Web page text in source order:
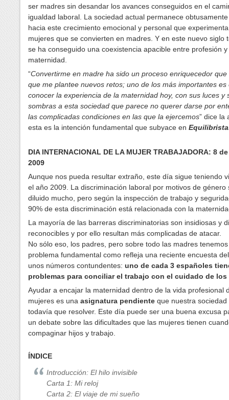
ser madres sin desandar los avances conseguidos en el
igualdad laboral. La sociedad actual permanece
hacia este crecimiento emocional y personal que
mujeres que se convierten en madres. Y en este nuevo siglo
se ha conseguido una coexistencia apacible entre profesión y
maternidad.
“Convertirme en madre ha sido un proceso enriquecedor que
que me plantee nuevos retos; uno de los más importantes es
conocer la experiencia de la maternidad hoy, con sus luces y
sombras a esta sociedad que parece no querer darse por
las complicadas condiciones en las que la ejercemos” dice la
esta es la intención fundamental que subyace en
DIA INTERNACIONAL DE LA MUJER TRABAJADORA: 8
2009
Aunque nos pueda resultar extraño, este día sigue teniendo
el año 2009. La discriminación laboral por motivos de género
diluido mucho, pero según la inspección de trabajo y
90% de esta discriminación está relacionada con la
La mayoría de las barreras discriminatorias son insidiosas y
reconocibles y por ello resultan más complicadas de atacar.
No sólo eso, los padres, pero sobre todo las madres
problema fundamental como refleja una reciente encuesta
unos números contundentes: uno de cada 3 españoles
problemas para conciliar el trabajo con el cuidado de
Ayudar a encajar la maternidad dentro de la vida profesional
mujeres es una asignatura pendiente que nuestra sociedad
todavía que resolver. Este día puede ser una buena excusa
un debate sobre las dificultades que las mujeres tienen
compaginar hijos y trabajo.
ÍNDICE
Introducción: El hilo invisible
Carta 1: Mi reloj
Carta 2: El viaje de mi sueño